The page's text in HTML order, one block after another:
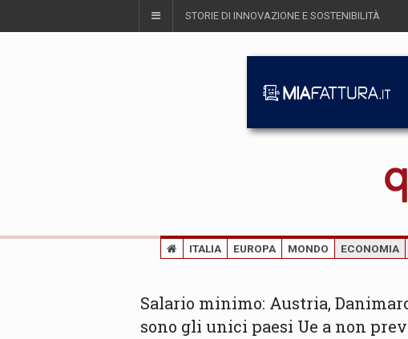
STORIE DI INNOVAZIONE E SOSTENIBILITÀ
ITALIA EUROPA MONDO ECONOMIA
Salario minimo: Austria,
sono gli unici paesi Ue a non